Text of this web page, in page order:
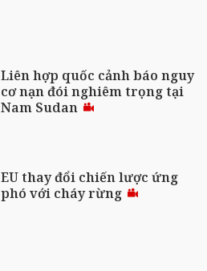
Liên hợp quốc cảnh báo nguy
cơ nạn đói nghiêm trọng tại
Nam Sudan
EU thay đổi chiến lược ứng
phó với cháy rừng